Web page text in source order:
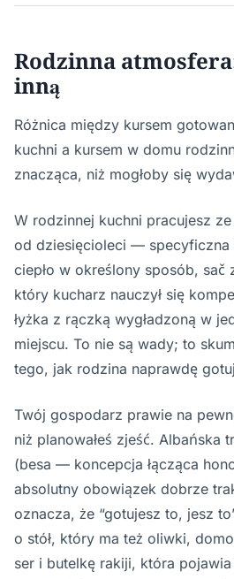
Rodzinna
inną
Różnica między kursem
kuchni a kursem w domu
znacząca, niż mogłoby się
W rodzinnej kuchni pracujesz
od dziesięcioleci — specyficzna
ciepło w określony sposób, sač
który kucharz nauczył się
łyżka z rączką wygładzoną w
miejscu. To nie są wady; to
tego, jak rodzina naprawdę
Twój gospodarz prawie na
niż planowałeś zjeść. Albańska
(besa — koncepcja łącząca
absolutny obowiązek dobrze
oznacza, że “gotujesz to, jesz
o stół, który ma też oliwki,
ser i butelkę rakiji, która